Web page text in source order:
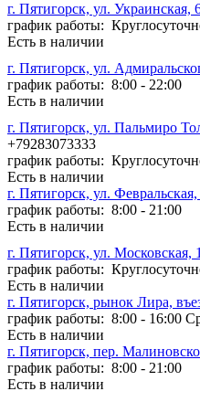
г. Пятигорск, ул. Украинская,
график работы:
Есть в наличии
г. Пятигорск, ул.
график работы: 8:00 - 22:00
Есть в наличии
г. Пятигорск, ул. Пальмиро
+79283073333
график работы:
Есть в наличии
г. Пятигорск, ул.
график работы: 8:00 - 21:00
Есть в наличии
г. Пятигорск, ул. Московская,
график работы:
Есть в наличии
г. Пятигорск, рынок Лира,
график работы: 8:00 - 16:00
Есть в наличии
г. Пятигорск, пер.
график работы: 8:00 - 21:00
Есть в наличии